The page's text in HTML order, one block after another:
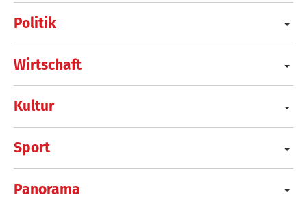
Politik
Wirtschaft
Kultur
Sport
Panorama